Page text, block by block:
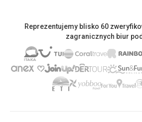
Reprezentujemy blisko 60
zagranicznych biur